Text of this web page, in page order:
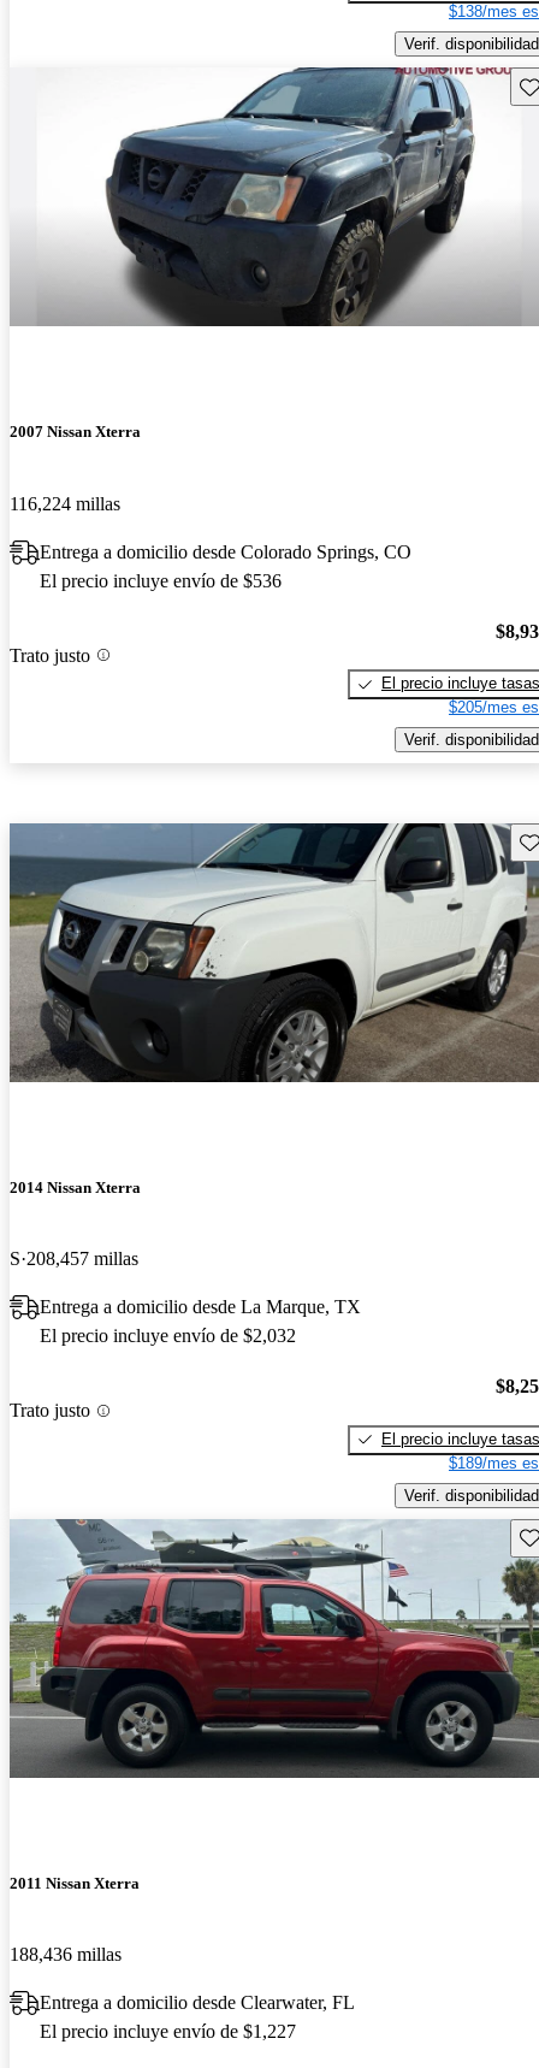
$138/mes
Verif. disponibilidad
2007 Nissan Xterra
116,224 millas
Entrega a domicilio desde Colorado Springs, CO
El precio incluye envío de $536
Trato justo
El precio incluye tasas
$205/mes
Verif. disponibilidad
2014 Nissan Xterra
S 208,457 millas
Entrega a domicilio desde La Marque, TX
El precio incluye envío de $2,032
Trato justo
El precio incluye tasas
$189/mes
Verif. disponibilidad
2011 Nissan Xterra
188,436 millas
Entrega a domicilio desde Clearwater, FL
El precio incluye envío de $1,227